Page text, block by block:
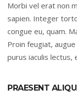
Morbi vel erat non
sapien. Integer
congue eu, quam.
Proin feugiat,
purus iaculis
PRAESENT